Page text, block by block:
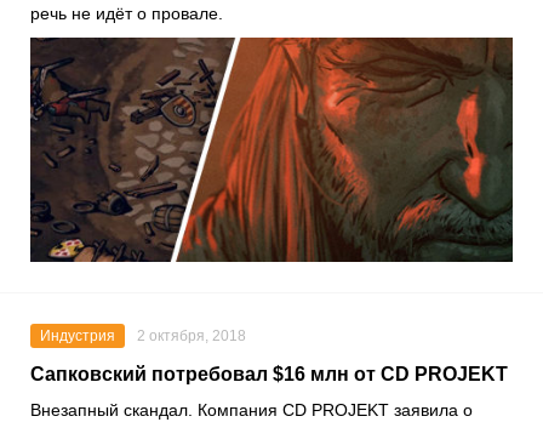
речь не идёт о провале.
Индустрия 2 октября, 2018
Сапковский потребовал $16 млн от CD PROJEKT
Внезапный скандал. Компания CD PROJEKT заявила о